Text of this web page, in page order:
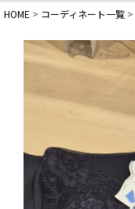
HOME コーディネート一覧